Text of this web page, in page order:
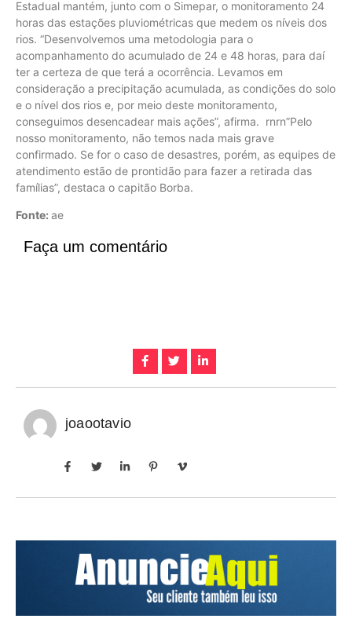
Estadual mantém, junto com o Simepar, o monitoramento 24
horas das estações pluviométricas que medem os níveis dos
rios. “Desenvolvemos uma metodologia para o
acompanhamento do acumulado de 24 e 48 horas, para daí
ter a certeza de que terá a ocorrência. Levamos em
consideração a precipitação acumulada, as condições do solo
e o nível dos rios e, por meio deste monitoramento,
conseguimos desencadear mais ações”, afirma. rnrn”Pelo
nosso monitoramento, não temos nada mais grave
confirmado. Se for o caso de desastres, porém, as equipes de
atendimento estão de prontidão para fazer a retirada das
famílias”, destaca o capitão Borba.
Fonte: ae
Faça um comentário
joaootavio